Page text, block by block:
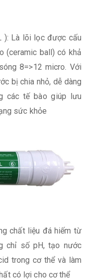
): Là lõi lọc được cấu
(ceramic ball) có khả
8=>12 micro. Với
bị chia nhỏ, dễ dàng
các tế bào giúp lưu
sức khỏe
chất liệu đá hiếm từ
chỉ số pH, tạo nước
trong cơ thể và làm
có lợi cho cơ thể